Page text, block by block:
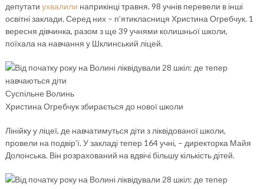
депутати ухвалили наприкінці травня. 98 учнів перевели в інші
освітні заклади. Серед них – п’ятикласниця Христина Огребчук. 1
вересня дівчинка, разом з ще 39 учнями колишньої школи,
поїхала на навчання у Шклинський ліцей.
Суспільне Волинь
Христина Огребчук збирається до нової школи
Лінійку у ліцеї, де навчатимуться діти з ліквідованої школи,
провели на подвір’ї. У закладі тепер 164 учні, – директорка Майя
Долонська. Він розрахований на вдвічі більшу кількість дітей.